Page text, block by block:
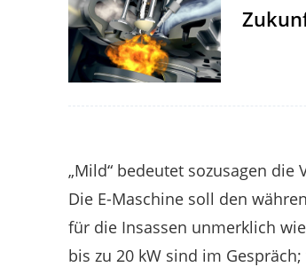
„Mild“ bedeutet sozusagen
Die E-Maschine soll den
für die Insassen unmerklich
bis zu 20 kW sind im